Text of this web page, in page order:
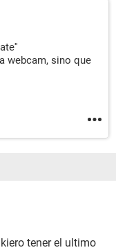
webcam, sino que
tener el ultimo